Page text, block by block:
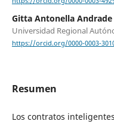
Gitta Antonella Andrade
Universidad Regional
https://orcid.org/0000-0003-
Resumen
Los contratos